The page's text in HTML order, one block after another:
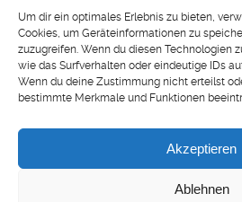
Um dir ein optimales Erlebnis zu bieten,
Cookies, um Geräteinformationen zu
zuzugreifen. Wenn du diesen Technologien
wie das Surfverhalten oder eindeutige IDs
Wenn du deine Zustimmung nicht erteilst
bestimmte Merkmale und Funktionen
Akzeptieren
Ablehnen
Spielwiese